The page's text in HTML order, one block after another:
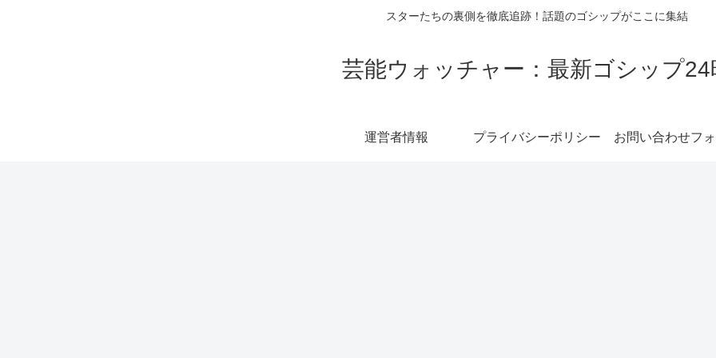
スターたちの裏側を徹底追跡！話題のゴシップがここに集結
芸能ウォッチャー：最新ゴシップ24
運営者情報 プライバシーポリシー お問い合わせフ